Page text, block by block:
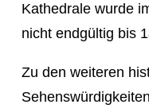
Kathedrale wurde
nicht endgültig bis
Zu den weiteren